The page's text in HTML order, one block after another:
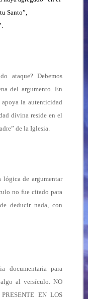
Santo”,
ataque? Debemos
del argumento. En
la autenticidad
divina reside en el
de la Iglesia.
lógica de argumentar
no fue citado para
deducir nada, con
documentaria para
al versículo. NO
EN LOS